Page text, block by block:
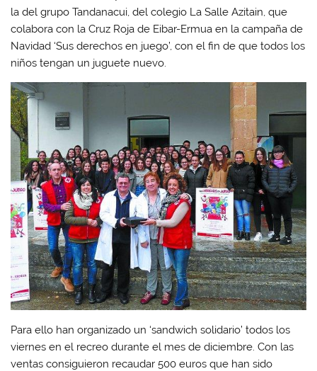
la del grupo Tandanacui, del colegio La Salle Azitain, que
colabora con la Cruz Roja de Eibar-Ermua en la campaña de
Navidad ‘Sus derechos en juego’, con el fin de que todos los
niños tengan un juguete nuevo.
Para ello han organizado un ‘sandwich solidario’ todos los
viernes en el recreo durante el mes de diciembre. Con las
ventas consiguieron recaudar 500 euros que han sido